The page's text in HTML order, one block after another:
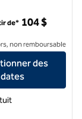
de* 104 $
non remboursable
des
dates